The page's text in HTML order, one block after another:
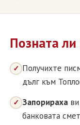
Позната ли
✓ Получихте
дълг към
✓ Запорираха
банковата